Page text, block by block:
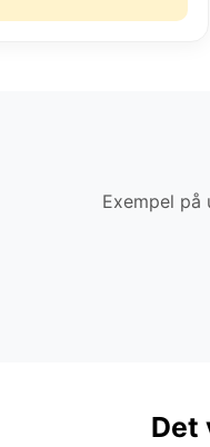
Exempel på
Det